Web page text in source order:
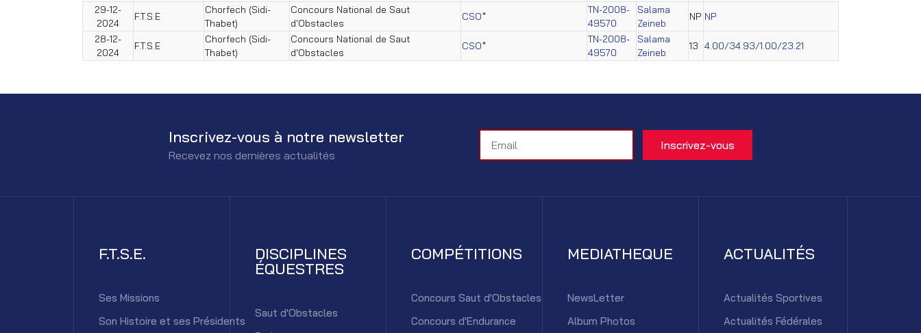
29-12-
2024
F.T.S.E
Chorfech (Sidi-
Thabet)
Concours National de Saut
d'Obstacles
CSO*
TN-2008-
49570
Salama
Zeineb
NP NP
28-12-
2024
F.T.S.E
Chorfech (Sidi-
Thabet)
Concours National de Saut
d'Obstacles
CSO*
TN-2008-
49570
Salama
Zeineb
13 4.00/34.93/1.00/23.21
Inscrivez-vous à notre newsletter
Recevez nos dernières actualités
F.T.S.E.
Ses Missions
Son Histoire et ses Présidents
DISCIPLINES
ÉQUESTRES
Saut d'Obstacles
COMPÉTITIONS
Concours Saut d'Obstacles
Concours d'Endurance
MEDIATHEQUE
NewsLetter
Album Photos
ACTUALITÉS
Actualités Sportives
Actualités Fédérales